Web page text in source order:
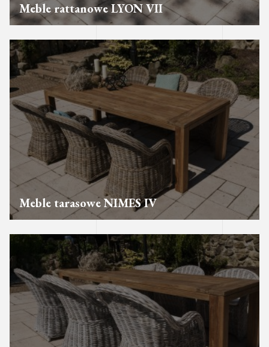
Meble rattanowe LYON VII
Meble tarasowe NIMES IV